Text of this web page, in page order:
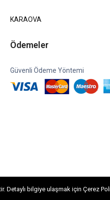
KARAOVA
Ödemeler
Güvenli Ödeme Yöntemi
bilgiye ulaşmak için Çerez